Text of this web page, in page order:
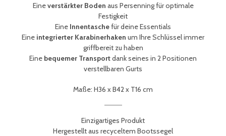
Eineverstärkter Boden aus Persenning für optimale
Festigkeit
Eine Innentaschefür deine Essentials
Eine integrierter Karabinerhaken um Ihre Schlüssel immer
griffbereit zu haben
Eine bequemer Transportdank seines in 2 Positionen
verstellbaren Gurts
Maße: H36 x B42 x T16 cm
Einzigartiges Produkt
Hergestellt aus recyceltem Bootssegel